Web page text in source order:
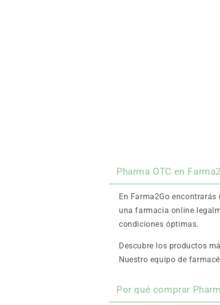
Pharma OTC en
En Farma2Go
una farmacia online
condiciones óptimas.
Descubre los productos
Nuestro equipo de
Por qué comprar